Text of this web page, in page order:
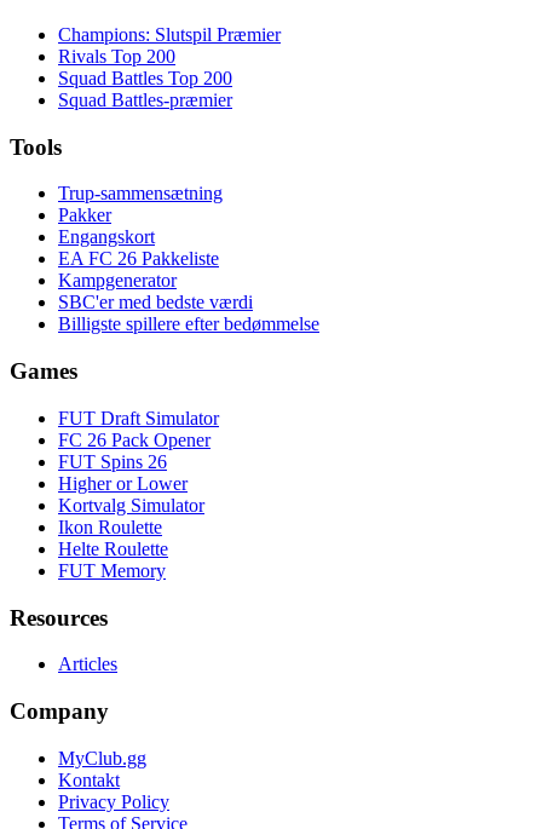
Champions: Slutspil Præmier
Rivals Top 200
Squad Battles Top 200
Squad Battles-præmier
Tools
Trup-sammensætning
Pakker
Engangskort
EA FC 26 Pakkeliste
Kampgenerator
SBC'er med bedste værdi
Billigste spillere efter bedømmelse
Games
FUT Draft Simulator
FC 26 Pack Opener
FUT Spins 26
Higher or Lower
Kortvalg Simulator
Ikon Roulette
Helte Roulette
FUT Memory
Resources
Articles
Company
MyClub.gg
Kontakt
Privacy Policy
Terms of Service